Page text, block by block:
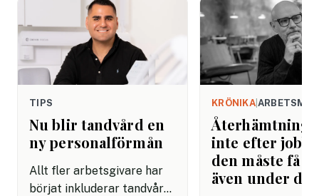
TIPS
Nu blir tandvård en
ny personalförmån
Allt fler arbetsgivare har
börjat inkluderar tandvård i
KRÖNIKA|
Återhämtning
inte efter
den måste få
även under